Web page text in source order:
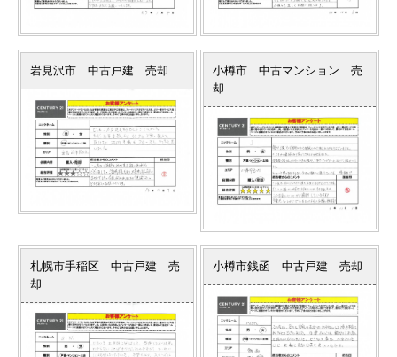
岩見沢市 中古戸建 売却
小樽市 中古マンション 売
却
札幌市手稲区 中古戸建 売
却
小樽市銭函 中古戸建 売却